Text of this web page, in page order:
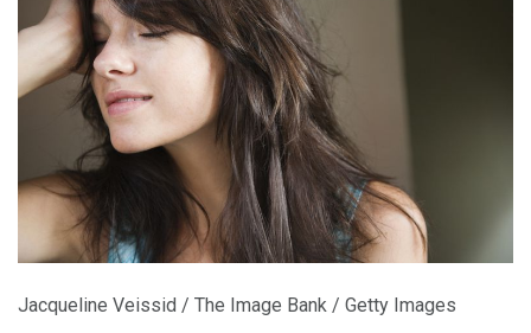
Jacqueline Veissid / The Image Bank / Getty Images